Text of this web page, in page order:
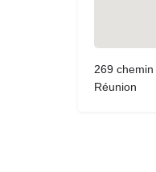
269 chemin
Réunion